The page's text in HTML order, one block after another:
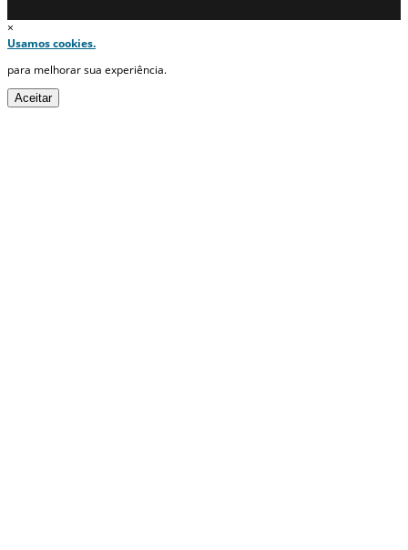
×
Usamos cookies.
para melhorar sua experiência.
Aceitar